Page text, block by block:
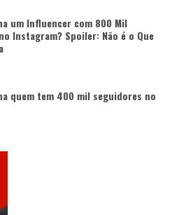
um Influencer com 800 Mil
Instagram? Spoiler: Não é o Que
quem tem 400 mil seguidores no